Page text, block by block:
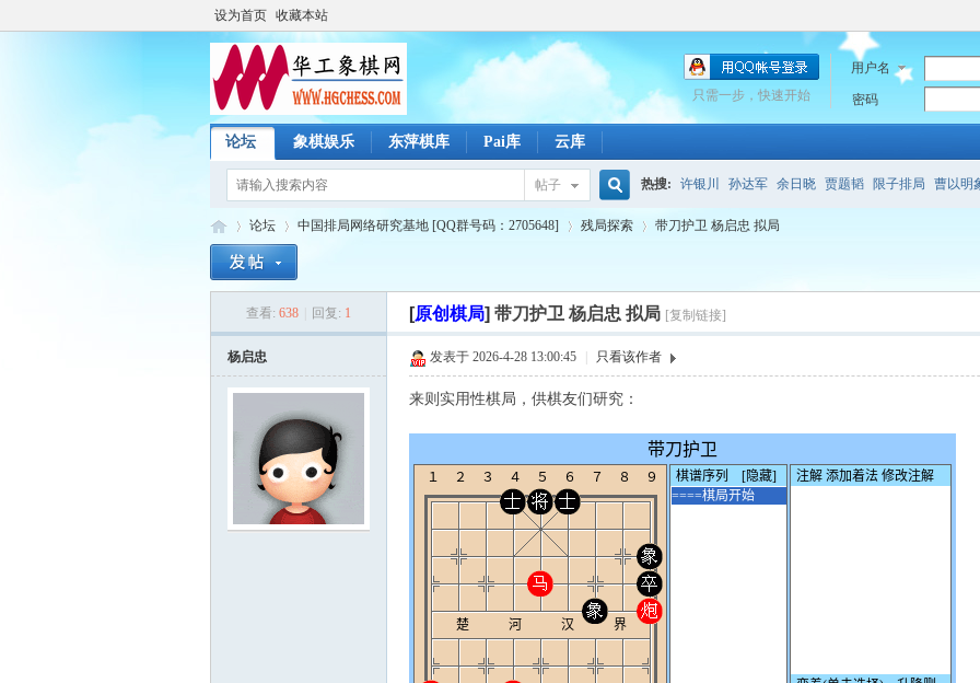
设为首页 收藏本站
用户名
密码
只需一步，快速开始
论坛 象棋娱乐 东萍棋库 Pai库 云库
帖子
搜
索
热搜: 许银川 孙达军 余日晓 贾题韬 限子排局 曹以明
百度 引擎 潋滟 敖日西
论坛
›
中国排局网络研究基地 [QQ群号码：2705648]
›
残局探索
›
带刀护卫 杨启忠 拟局
查看: 638 回复: 1 [原创棋局] 带刀护卫 杨启忠 拟局 [复制链接]
杨启忠 发表于 2026-4-28 13:00:45 只看该作者
来则实用性棋局，供棋友们研究：